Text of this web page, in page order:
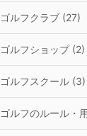
ゴルフクラブ (27)
ゴルフショップ (2)
ゴルフスクール (3)
ゴルフのルール・